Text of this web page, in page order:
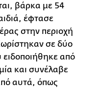
βάρκα με 54
έφτασε
στην περιοχή
σε δύο
από
και συνέλαβε
αυτά, όπως